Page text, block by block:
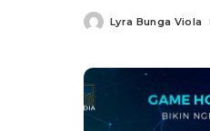
PostedLyra Bunga Viola